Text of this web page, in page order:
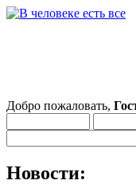
Добро пожаловать,
Новости: